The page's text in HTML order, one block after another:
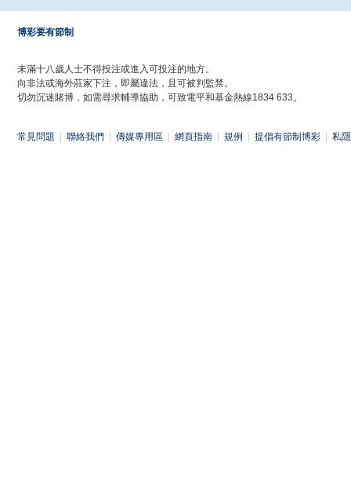
博彩要有節制
未滿十八歲人士不得投注或進入可投注的地方。
向非法或海外莊家下注，即屬違法，且可被判監禁。
切勿沉迷賭博，如需尋求輔導協助，可致電平和基金熱線1834 633。
常見問題 聯絡我們 傳媒專用區 網頁指南 規例 提倡有節制博彩 私